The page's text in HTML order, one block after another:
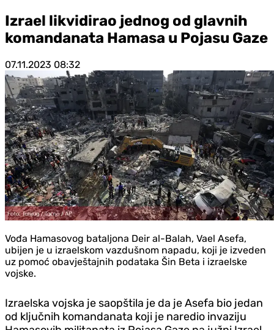
Izrael likvidirao jednog od glavnih
komandanata Hamasa u Pojasu Gaze
07.11.2023 08:32
Vođa Hamasovog bataljona Deir al-Balah, Vael Asefa,
ubijen je u izraelskom vazdušnom napadu, koji je izveden
uz pomoć obavještajnih podataka Šin Beta i izraelske
vojske.
Izraelska vojska je saopštila je da je Asefa bio jedan
od ključnih komandanata koji je naredio invaziju